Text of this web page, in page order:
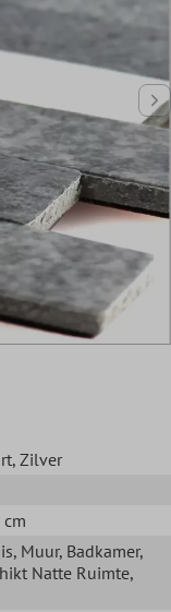
, Zilver
, Muur, Badkamer,
Natte Ruimte,